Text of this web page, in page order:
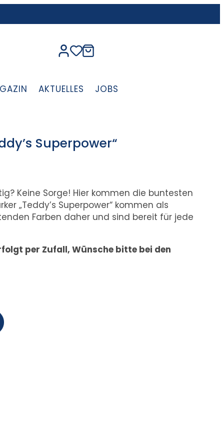
AKTUELLES JOBS
Superpower“
Keine Sorge! Hier kommen die buntesten
„Teddy’s Superpower“ kommen als
Farben daher und sind bereit für jede
per Zufall, Wünsche bitte bei den